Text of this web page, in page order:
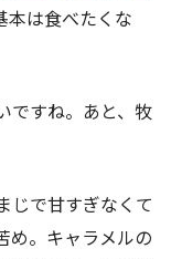
本は食べたくな
ですね。あと、牧
じで甘すぎなくて
め。キャラメルの